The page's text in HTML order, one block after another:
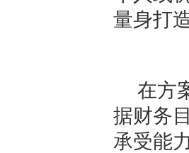
量身打
在方
据财务
承受能